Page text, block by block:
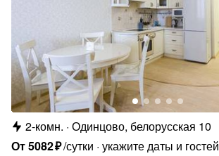
2-комн. Одинцово, белорусская 10
От5082₽/сутки укажите даты и гостей